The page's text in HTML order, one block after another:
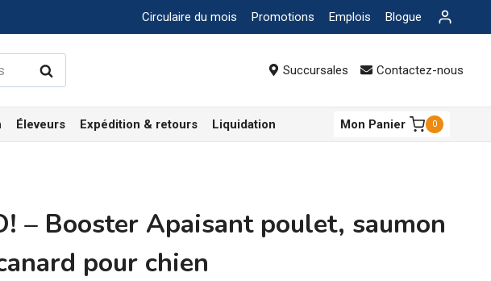
Circulaire du mois Promotions Emplois Blogue
Rechercher Succursales Contactez-nous
Éleveurs Expédition & retours Liquidation Mon Panier 0
– Booster Apaisant poulet, saumon
pour chien